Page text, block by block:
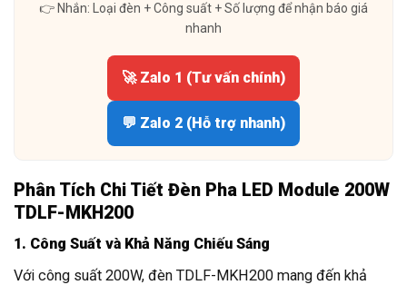
👉 Nhắn: Loại đèn + Công suất + Số lượng để nhận báo giá
nhanh
🚀 Zalo 1 (Tư vấn chính)
💬 Zalo 2 (Hỗ trợ nhanh)
Phân Tích Chi Tiết Đèn Pha LED Module 200W
TDLF-MKH200
1. Công Suất và Khả Năng Chiếu Sáng
Với công suất 200W, đèn TDLF-MKH200 mang đến khả